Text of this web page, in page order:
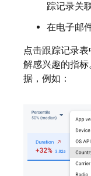
踪记录关
在电子邮
点击跟踪记录
解感兴趣的指
据，例如：